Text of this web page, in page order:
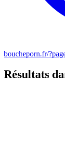
boucheporn.fr/
Résultats